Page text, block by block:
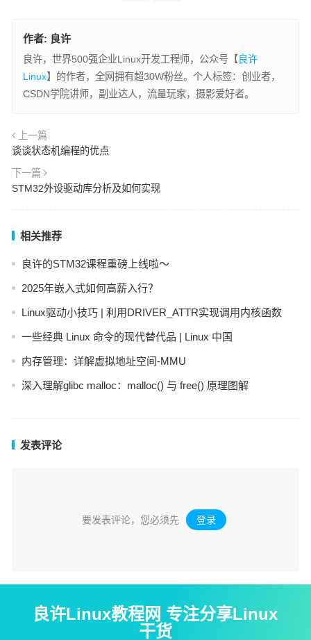
作者: 良许
良许，世界500强企业Linux开发工程师，公众号【 良许
Linux】的作者，全网拥有超30W粉丝。个人标签：创业者，
CSDN学院讲师，副业达人，流量玩家，摄影爱好者。
上一篇
谈谈状态机编程的优点
下一篇
STM32外设驱动库分析及如何实现
相关推荐
良许的STM32课程重磅上线啦～
2025年嵌入式如何高薪入行？
Linux驱动小技巧 | 利用DRIVER_ATTR实现调用内核函数
一些经典 Linux 命令的现代替代品 | Linux 中国
内存管理：详解虚拟地址空间-MMU
深入理解glibc malloc：malloc() 与 free() 原理图解
发表评论
要发表评论，您必须先 登录 。
良许Linux教程网 专注分享Linux
干货